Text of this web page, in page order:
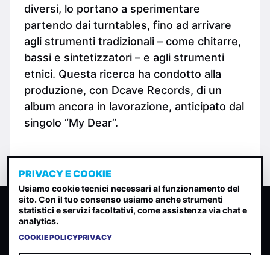
diversi, lo portano a sperimentare
partendo dai turntables, fino ad arrivare
agli strumenti tradizionali – come chitarre,
bassi e sintetizzatori – e agli strumenti
etnici. Questa ricerca ha condotto alla
produzione, con Dcave Records, di un
album ancora in lavorazione, anticipato dal
singolo “My Dear”.
CLASSIFICA INDIE
Classifica per indice di gradimento generata dall analisi di
PRIVACY E COOKIE
Usiamo cookie tecnici necessari al funzionamento del
sito. Con il tuo consenso usiamo anche strumenti
statistici e servizi facoltativi, come assistenza via chat e
analytics.
COOKIE POLICYPRIVACY